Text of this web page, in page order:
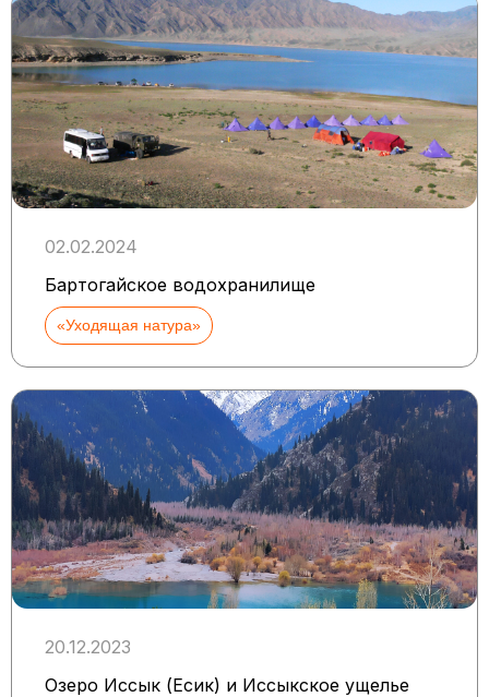
02.02.2024
Бартогайское водохранилище
«Уходящая натура»
20.12.2023
Озеро Иссык (Есик) и Иссыкское ущелье